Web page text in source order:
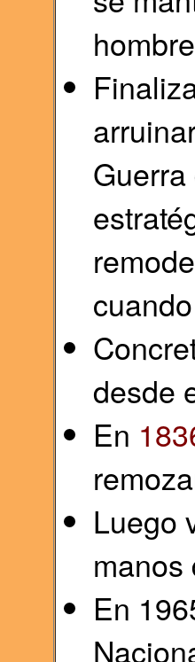
desde
En
Luego
manos
En